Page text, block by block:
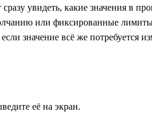
увидеть, какие значения в
или фиксированные
значение всё же
её на экран.